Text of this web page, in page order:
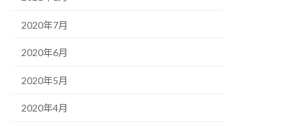
2020年7月
2020年6月
2020年5月
2020年4月